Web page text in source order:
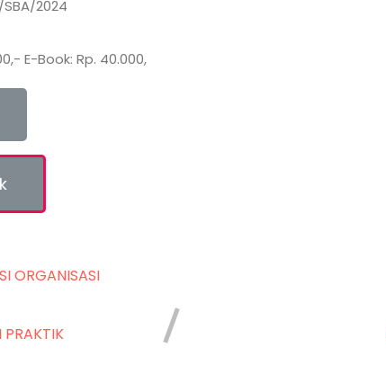
2024
E-Book: Rp. 40.000,
ORGANISASI
PRAKTIK